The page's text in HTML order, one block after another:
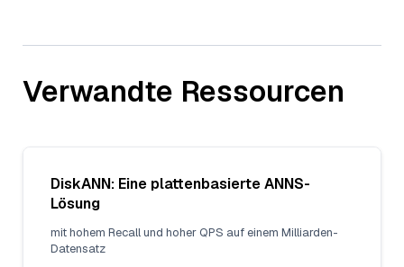
Verwandte Ressourcen
DiskANN: Eine plattenbasierte ANNS-
Lösung
mit hohem Recall und hoher QPS auf einem Milliarden-
Datensatz